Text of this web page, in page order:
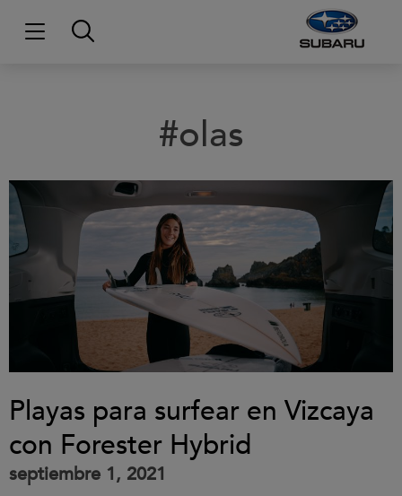
#olas
Playas para surfear en Vizcaya
con Forester Hybrid
septiembre 1, 2021